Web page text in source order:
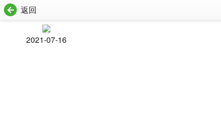
返回
2021-07-16